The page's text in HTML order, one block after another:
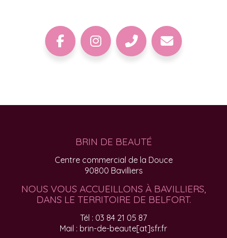
BRIN DE BEAUTÉ
Centre commercial de la Douce
90800 Bavilliers
NOUS VOUS ACCUEILLONS À BAVILLIERS,
DANS LE TERRITOIRE DE BELFORT.
Tél : 03 84 21 05 87
Mail : brin-de-beaute[at]sfr.fr